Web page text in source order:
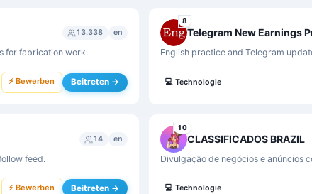
13.338 en
for fabrication work.
⚡ Bewerben Beitreten →
8
English practice and Telegram
💻 Technologie
14 en
feed.
⚡ Bewerben Beitreten →
10
CLASSIFICADOS BRAZIL
Divulgação de negócios e anúncios
💻 Technologie